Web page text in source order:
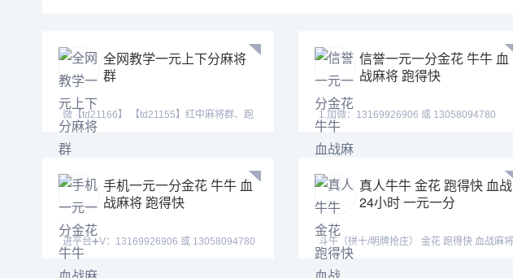
全网教学一元上下分麻将
群
微【td21166】 【td21155】红中麻将群、跑
得快群。群
信誉一元一分金花 牛牛 血
战麻将 跑得快
1.加微：13169926906 或 13058094780
QQ:3122617673
手机一元一分金花 牛牛 血
战麻将 跑得快
进平台➕V：13169926906 或 13058094780
QQ:31226176
真人牛牛 金花 跑得快 血战
24小时 一元一分
斗牛（拼十/明牌抢庄） 金花 跑得快 血战麻将
德州扑克➕